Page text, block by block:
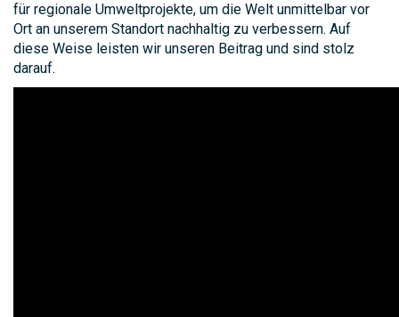
für regionale Umweltprojekte, um die Welt unmittelbar vor
Ort an unserem Standort nachhaltig zu verbessern. Auf
diese Weise leisten wir unseren Beitrag und sind stolz
darauf.